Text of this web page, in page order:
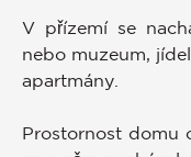
V přízemí se
nebo muzeum,
apartmány.
Prostornost domu